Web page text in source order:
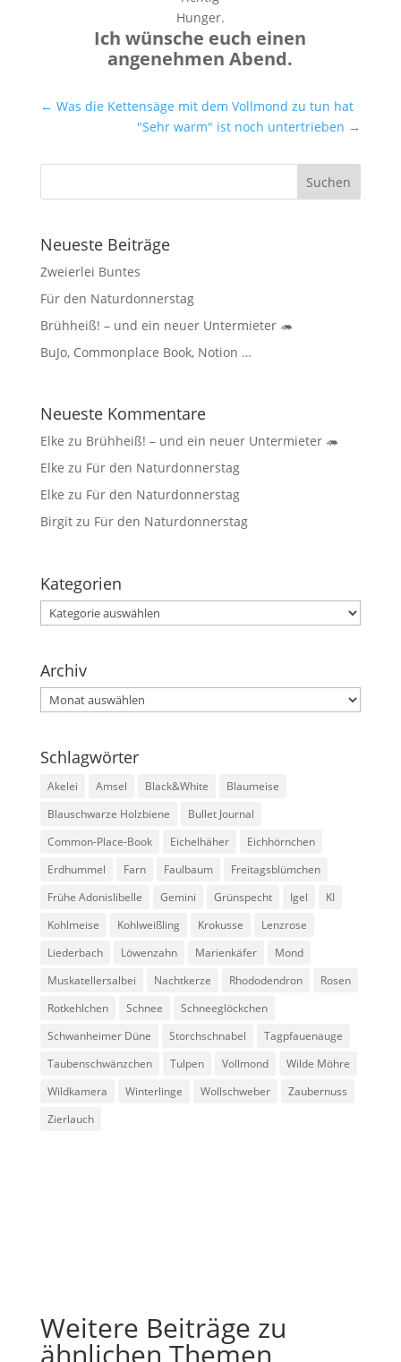
Hunger.
Ich wünsche euch einen
angenehmen Abend.
← Was die Kettensäge mit dem Vollmond zu tun hat
"Sehr warm" ist noch untertrieben →
Neueste Beiträge
Zweierlei Buntes
Für den Naturdonnerstag
Brühheiß! – und ein neuer Untermieter 🦔
BuJo, Commonplace Book, Notion …
Neueste Kommentare
Elke zu Brühheiß! – und ein neuer Untermieter 🦔
Elke zu Für den Naturdonnerstag
Elke zu Für den Naturdonnerstag
Birgitzu Für den Naturdonnerstag
Kategorien
Kategorien
Archiv
Archiv
Schlagwörter
Akelei Amsel Black&White
Blaumeise
Blauschwarze Holzbiene
Bullet Journal
Common-Place-Book
Eichelhäher
Eichhörnchen
Erdhummel
Farn Faulbaum
Freitagsblümchen
Frühe Adonislibelle
Gemini Grünspecht Igel
KI
Kohlmeise
Kohlweißling Krokusse
Lenzrose
Liederbach
Löwenzahn Marienkäfer
Mond
Muskatellersalbei
Nachtkerze Rhododendron
Rosen
Rotkehlchen
Schnee
Schneeglöckchen
Schwanheimer Düne
Storchschnabel
Tagpfauenauge
Taubenschwänzchen
Tulpen Vollmond
Wilde Möhre
Wildkamera
Winterlinge Wollschweber
Zaubernuss
Zierlauch
Weitere Beiträge zu
ähnlichen Themen